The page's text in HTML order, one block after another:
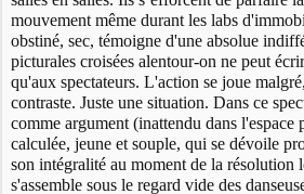
mouvement même durant les labs
obstiné, sec, témoigne d'une absolue
picturales croisées alentour-on ne peut
qu'aux spectateurs. L'action se joue
contraste. Juste une situation. Dans ce
comme argument (inattendu dans l'espace
calculée, jeune et souple, qui se dévoile
son intégralité au moment de la résolution
s'assemble sous le regard vide des